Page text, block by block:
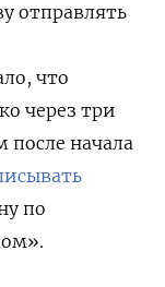
отправлять
что
через три
после начала
по